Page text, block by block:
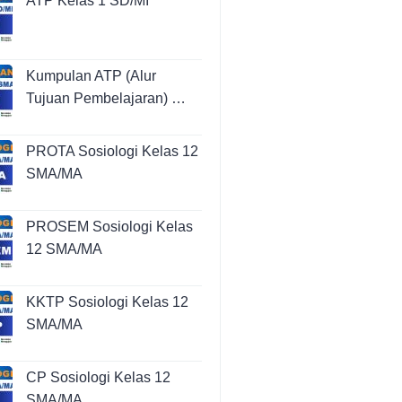
Kumpulan ATP (Alur
Tujuan Pembelajaran) …
PROTA Sosiologi Kelas 12
SMA/MA
PROSEM Sosiologi Kelas
12 SMA/MA
KKTP Sosiologi Kelas 12
SMA/MA
CP Sosiologi Kelas 12